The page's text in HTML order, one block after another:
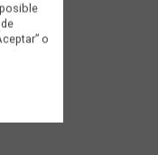
o